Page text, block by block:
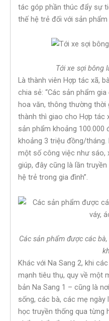
tác góp phần thúc đẩy sự
thế hệ trẻ đối với sản
Tới xe sợi bông
Là thành viên Hợp tác xã,
chia sẻ: “Các sản phẩm
hoa văn, thông thường thời
thành thì giao cho Hợp tác
sản phẩm khoảng 100.000
khoảng 3 triệu đồng/
một số công việc như sáo,
giúp, đây cũng là lần
hệ trẻ trong gia đình”.
Các sản phẩm được các
Khác với Na Sang 2, khi
mạnh tiêu thụ, quy về một
bản Na Sang 1 – cũng là
sống, các bà, các mẹ
học truyền thống qua từng